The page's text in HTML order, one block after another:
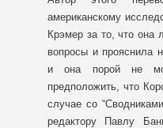
американскому
Крэмер за то, что она
вопросы и прояснила
и она порой не
предположить, что
случае со
редактору Павлу